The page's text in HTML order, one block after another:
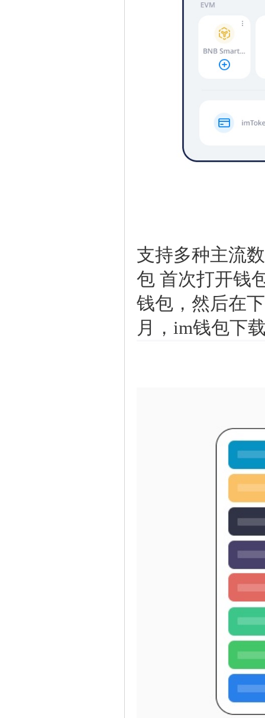
支持多种主流
包首次打开钱
钱包，然后在
月，im钱包下